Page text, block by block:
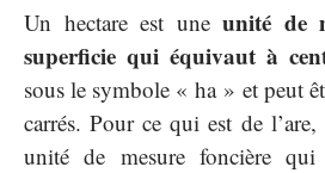
Un hectare est une unité de
superficie qui équivaut à
sous le symbole « ha » et peut
carrés. Pour ce qui est de
unité de mesure foncière